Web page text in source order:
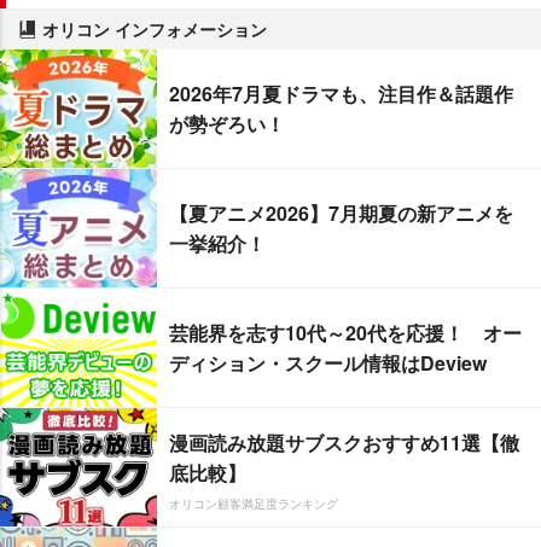
オリコン インフォメーション
2026年7月夏ドラマも、注目作＆話題作
が勢ぞろい！
【夏アニメ2026】7月期夏の新アニメを
一挙紹介！
芸能界を志す10代～20代を応援！ オー
ディション・スクール情報はDeview
漫画読み放題サブスクおすすめ11選【徹
底比較】
オリコン顧客満足度ランキング